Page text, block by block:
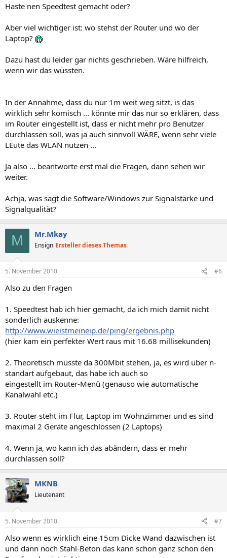
Haste nen Speedtest gemacht oder?
Aber viel wichtiger ist: wo stehst der Router und wo der
Laptop?
Dazu hast du leider gar nichts geschrieben. Wäre hilfreich,
wenn wir das wüssten.
In der Annahme, dass du nur 1m weit weg sitzt, is das
wirklich sehr komisch ... könnte mir das nur so erklären, dass
im Router eingestellt ist, dass er nicht mehr pro Benutzer
durchlassen soll, was ja auch sinnvoll WÄRE, wenn sehr viele
LEute das WLAN nutzen ...
Ja also ... beantworte erst mal die Fragen, dann sehen wir
weiter.
Achja, was sagt die Software/Windows zur Signalstärke und
Signalqualität?
M Mr.Mkay
Ensign Ersteller dieses Themas
5. November 2010 #6
Also zu den Fragen
1. Speedtest hab ich hier gemacht, da ich mich damit nicht
sonderlich auskenne:
http://www.wieistmeineip.de/ping/ergebnis.php
(hier kam ein perfekter Wert raus mit 16.68 millisekunden)
2. Theoretisch müsste da 300Mbit stehen, ja, es wird über n-
standart aufgebaut, das habe ich auch so
eingestellt im Router-Menü (genauso wie automatische
Kanalwahl etc.)
3. Router steht im Flur, Laptop im Wohnzimmer und es sind
maximal 2 Geräte angeschlossen (2 Laptops)
4. Wenn ja, wo kann ich das abändern, dass er mehr
durchlassen soll?
MKNB
Lieutenant
5. November 2010 #7
Also wenn es wirklich eine 15cm Dicke Wand dazwischen ist
und dann noch Stahl-Beton das kann schon ganz schön den